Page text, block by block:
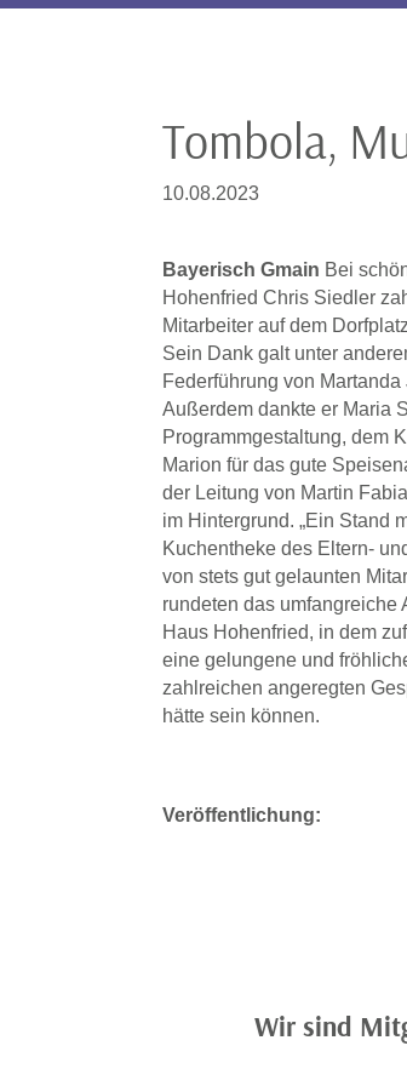
Tombola,
10.08.2023
Bayerisch Gmain Bei
Hohenfried Chris Siedler
Mitarbeiter auf dem
Sein Dank galt unter
Federführung von
Außerdem dankte er Maria
Programmgestaltung, dem
Marion für das gute
der Leitung von Martin
im Hintergrund. „Ein Stand
Kuchentheke des Eltern-
von stets gut gelaunten
rundeten das umfangreiche
Haus Hohenfried, in dem
eine gelungene und
zahlreichen angeregten
hätte sein können.
Veröffentlichung:
Wir sind